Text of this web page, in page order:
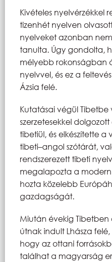
Kivételes nyelvérzékkel
tizenhét nyelven
nyelveket azonban
tanulta. Úgy gondolta,
mélyebb rokonságban
nyelvvel, és ez a
Ázsia felé.
Kutatásai végül Tibetbe
szerzetesekkel
tibetiül, és elkészítette
tibeti–angol szótárát,
rendszerezett tibeti
megalapozta a
hozta közelebb
gazdagságát.
Miután évekig Tibetben
útnak indult Lhásza
hogy az ottani
találhat a magyarság